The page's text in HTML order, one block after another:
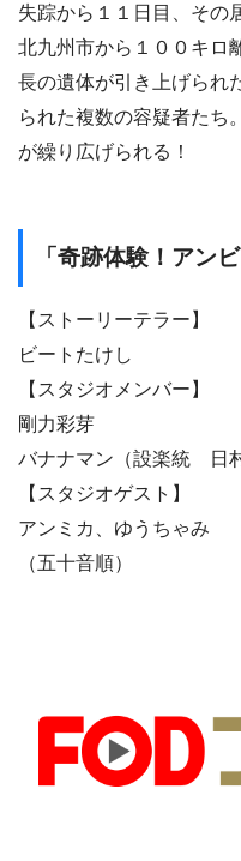
失踪から１１日目、その
北九州市から１００キロ
長の遺体が引き上げられ
られた複数の容疑者たち
が繰り広げられる！
「奇跡体験！アン
【ストーリーテラー】
ビートたけし
【スタジオメンバー】
剛力彩芽
バナナマン（設楽統 日
【スタジオゲスト】
アンミカ、ゆうちゃみ
（五十音順）